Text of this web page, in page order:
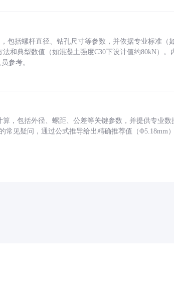
包括螺杆直径、钻孔尺寸等参数，并依据专业标准（
和典型数值（如混凝土强度C30下设计值约80kN）。
参考。
，包括外径、螺距、公差等关键参数，并提供专业数
常见疑问，通过公式推导给出精确推荐值（Φ5.18mm